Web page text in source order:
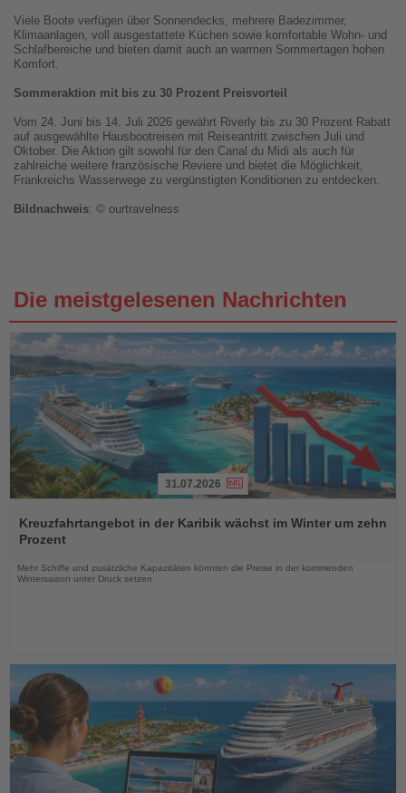
Viele Boote verfügen über Sonnendecks, mehrere Badezimmer,
Klimaanlagen, voll ausgestattete Küchen sowie komfortable Wohn- und
Schlafbereiche und bieten damit auch an warmen Sommertagen hohen
Komfort.
Sommeraktion mit bis zu 30 Prozent Preisvorteil
Vom 24. Juni bis 14. Juli 2026 gewährt Riverly bis zu 30 Prozent Rabatt
auf ausgewählte Hausbootreisen mit Reiseantritt zwischen Juli und
Oktober. Die Aktion gilt sowohl für den Canal du Midi als auch für
zahlreiche weitere französische Reviere und bietet die Möglichkeit,
Frankreichs Wasserwege zu vergünstigten Konditionen zu entdecken.
Bildnachweis: © ourtravelness
Die meistgelesenen Nachrichten
Sie
die
31.07.2026
Kreuzfahrtangebot in der Karibik wächst im Winter um zehn
Prozent
Mehr Schiffe und zusätzliche Kapazitäten könnten die Preise in der kommenden
Wintersaison unter Druck setzen